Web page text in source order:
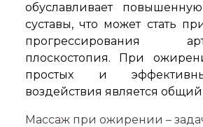
обуславливает
суставы, что может стать
прогрессирования
плоскостопия. При
простых и
воздействия является
Массаж при ожирении –